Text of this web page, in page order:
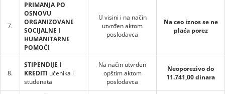
7.
PRIMANJA PO
OSNOVU
ORGANIZOVANE
SOCIJALNE I
HUMANITARNE
POMOĆI
U visini i na način
utvrđen aktom
poslodavca
Na ceo iznos se ne
plaća porez
8.
STIPENDIJE I
KREDITI učenika i
studenata
Na način utvrđen
opštim aktom
poslodavca
Neoporezivo do
11.741,00 dinara